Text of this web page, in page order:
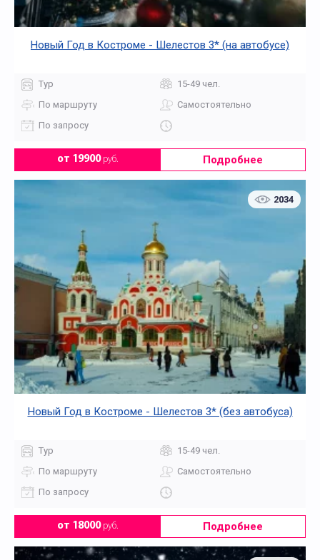
Новый Год в Костроме - Шелестов 3* (на автобусе)
Тур
15-49 чел.
По маршруту
Самостоятельно
По запросу
от 19900руб. Подробнее
2034
Новый Год в Костроме - Шелестов 3* (без автобуса)
Тур
15-49 чел.
По маршруту
Самостоятельно
По запросу
от 18000руб. Подробнее